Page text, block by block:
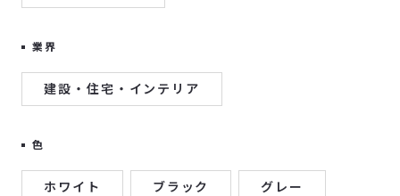
業界
建設・住宅・インテリア
色
ホワイト ブラック グレー